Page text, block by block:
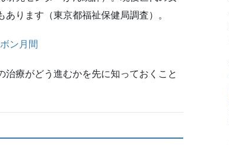
ります（東京都福祉保健局調査）。
ン月間
治療がどう進むかを先に知っておくこと